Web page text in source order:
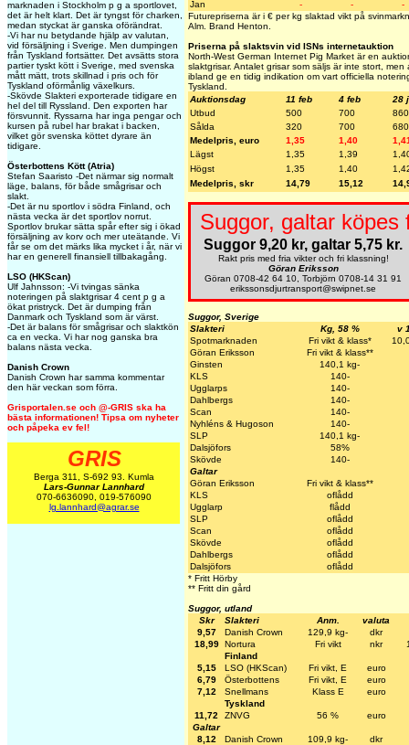
marknaden i Stockholm p g a sportlovet,
det är helt klart. Det är tyngst för charken,
medan styckat är ganska oförändrat.
-Vi har nu betydande hjälp av valutan,
vid försäljning i Sverige. Men dumpingen
från Tyskland fortsätter. Det avsätts stora
partier tyskt kött i Sverige, med svenska
mått mätt, trots skillnad i pris och för
Tyskland oförmånlig växelkurs.
-Skövde Slakteri exporterade tidigare en
hel del till Ryssland. Den exporten har
försvunnit. Ryssarna har inga pengar och
kursen på rubel har brakat i backen,
vilket gör svenska köttet dyrare än
tidigare.
Österbottens Kött (Atria)
Stefan Saaristo -Det närmar sig normalt
läge, balans, för både smågrisar och
slakt.
-Det är nu sportlov i södra Finland, och
nästa vecka är det sportlov norrut.
Sportlov brukar sätta spår efter sig i ökad
försäljning av korv och mer uteätande. Vi
får se om det märks lika mycket i år, när vi
har en generell finansiell tillbakagång.
LSO (HKScan)
Ulf Jahnsson: -Vi tvingas sänka
noteringen på slaktgrisar 4 cent p g a
ökat pristryck. Det är dumping från
Danmark och Tyskland som är värst.
-Det är balans för smågrisar och slaktkön
ca en vecka. Vi har nog ganska bra
balans nästa vecka.
Danish Crown
Danish Crown har samma kommentar
den här veckan som förra.
Grisportalen.se och @-GRIS ska ha
bästa informationen! Tipsa om nyheter
och påpeka ev fel!
GRIS
Berga 311, S-692 93. Kumla
Lars-Gunnar Lannhard
070-6636090, 019-576090
lg.lannhard@agrar.se
Jan - -
-
Futurepriserna är i € per kg slaktad vikt på
Alm. Brand Henton.
Priserna på slaktsvin vid ISNs internetauktion
North-West German Internet Pig Market är en
slaktgrisar. Antalet grisar som säljs är inte stort,
ibland ge en tidig indikation om vart officiella
Tyskland.
Auktionsdag
11 feb 4 feb
28
Utbud
500 700
860
Sålda
320 700
680
Medelpris, euro
1,35 1,40
Lägst
1,35 1,39
Högst
1,35 1,40
Medelpris, skr
14,79 15,12
Suggor, galtar köpes
Suggor 9,20 kr, galtar 5,75 kr.
Rakt pris med fria vikter och fri klassning!
Göran Eriksson
Göran 0708-42 64 10, Torbjörn 0708-14 31 91
erikssonsdjurtransport@swipnet.se
Suggor, Sverige
Slakteri
Kg, 58 %
v
Spotmarknaden
Fri vikt & klass*
Göran Eriksson
Fri vikt & klass**
Ginsten
140,1 kg-
KLS
140-
Ugglarps
140-
Dahlbergs
140-
Scan
140-
Nyhléns & Hugoson
140-
SLP
140,1 kg-
Dalsjöfors
58%
Skövde
140-
Galtar
Göran Eriksson
Fri vikt & klass**
KLS
oflådd
Ugglarp
flådd
SLP
oflådd
Scan
oflådd
Skövde
oflådd
Dahlbergs
oflådd
Dalsjöfors
oflådd
* Fritt Hörby
** Fritt din gård
Suggor, utland
Skr
Slakteri Anm.
valuta
9,57
Danish Crown 129,9 kg-
dkr
18,99 Nortura Fri vikt nkr
Finland
5,15
LSO (HKScan) Fri vikt, E
euro
6,79
Österbottens Fri vikt, E
euro
7,12
Snellmans Klass E
euro
Tyskland
11,72
ZNVG 56 %
euro
Galtar
8,12
Danish Crown 109,9 kg- dkr